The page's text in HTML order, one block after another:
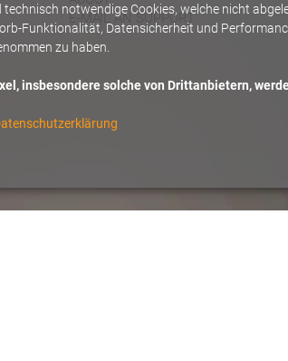
E-MAIL AN SUPPORT
technisch notwendige Cookies, welche nicht
Funktionalität, Datensicherheit und
zu haben.
insbesondere solche von Drittanbietern,